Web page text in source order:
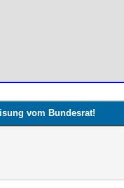
vom Bundesrat!